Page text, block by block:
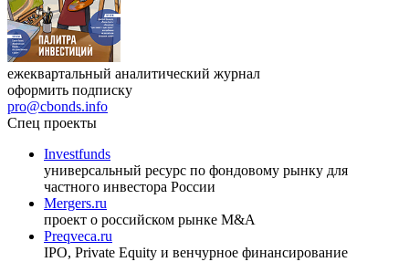
ежеквартальный аналитический журнал
оформить подписку
pro@cbonds.info
Спец проекты
Investfunds
универсальный ресурс по фондовому рынку для
частного инвестора России
Mergers.ru
проект о российском рынке M&A
Preqveca.ru
IPO, Private Equity и венчурное финансирование